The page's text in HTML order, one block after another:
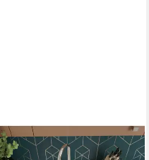
FAIZEE MÖBEL
Granitspüle Granitspüle